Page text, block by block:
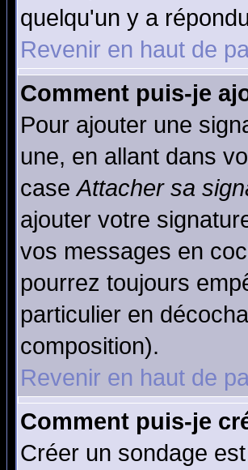
quelqu'un y a
Revenir en haut de
Comment puis-je
Pour ajouter une
une, en allant dans
caseAttacher sa
ajouter votre
vos messages en
pourrez toujours
particulier en
composition).
Revenir en haut de
Comment puis-je
Créer un sondage